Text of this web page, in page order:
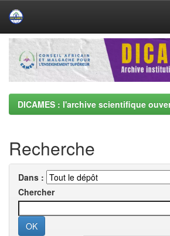
Skip
navigation
DICAMES : l'archive scientifique
Recherche
Dans :
Chercher